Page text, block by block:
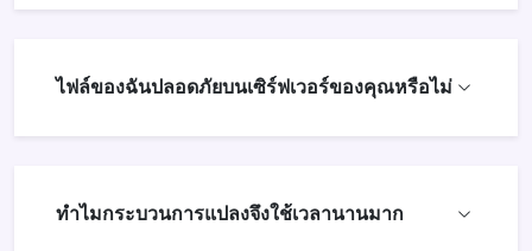
ไฟล์ของฉันปลอดภัยบนเซิร์ฟเวอร์ของคุณหรือไม่
ทำไมกระบวนการแปลงจึงใช้เวลานานมาก